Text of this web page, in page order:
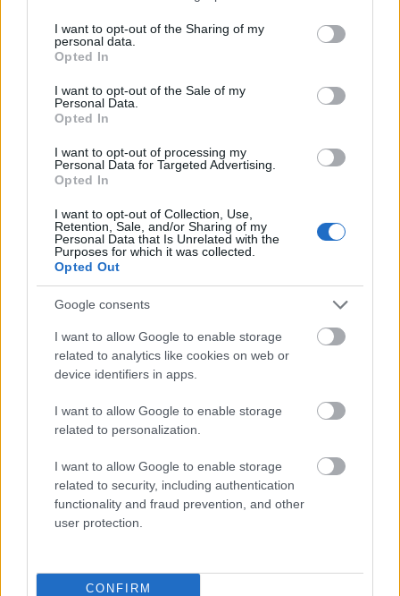
not limited to your visit or usage behaviour. You may click to
grant or deny consent to Google and its third-party tags to
use your data for below specified purposes in below Google
consent section.
I want to opt-out of the Sharing of my
personal data.
Opted In
I want to opt-out of the Sale of my
Personal Data.
Opted In
I want to opt-out of processing my
Personal Data for Targeted Advertising.
Opted In
I want to opt-out of Collection, Use,
Retention, Sale, and/or Sharing of my
Personal Data that Is Unrelated with the
Purposes for which it was collected.
Opted Out
Google consents
I want to allow Google to enable storage
related to analytics like cookies on web or
device identifiers in apps.
I want to allow Google to enable storage
related to personalization.
I want to allow Google to enable storage
related to security, including authentication
functionality and fraud prevention, and other
user protection.
CONFIRM
— Słów parę o słowie
—
Mogą Cię zainteresować również hasła
ladyboy
szóstoklasista
lastryko
Azerbejdżan
projekt